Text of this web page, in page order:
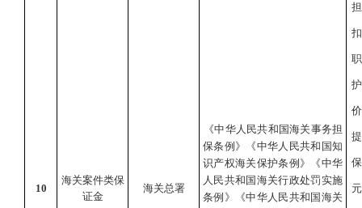
10
海关案件类保
证金
海关总署
《中华人民共和国海关事务担
保条例》《中华人民共和国知
识产权海关保护条例》《中华
人民共和国海关行政处罚实施
条例》《中华人民共和国海关